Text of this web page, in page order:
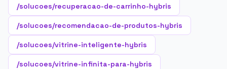
/solucoes/recuperacao-de-carrinho-hybris
/solucoes/recomendacao-de-produtos-hybris
/solucoes/vitrine-inteligente-hybris
/solucoes/vitrine-infinita-para-hybris